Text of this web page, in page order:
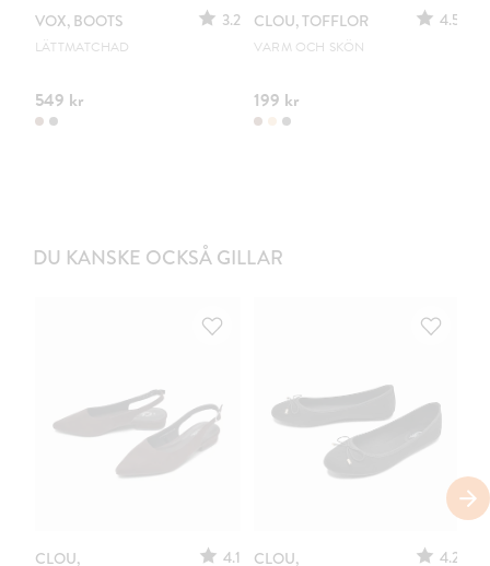
VOX, BOOTS 3.2
LÄTTMATCHAD
549 kr
CLOU, TOFFLOR 4.5
VARM OCH SKÖN
199 kr
DU KANSKE OCKSÅ GILLAR
CLOU,
4.1
CLOU,
4.2